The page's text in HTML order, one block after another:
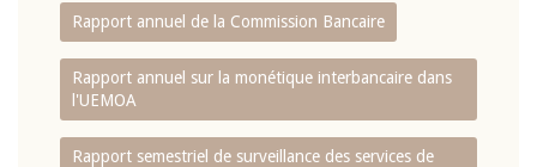
Rapport annuel de la Commission Bancaire
Rapport annuel sur la monétique interbancaire dans
l'UEMOA
Rapport semestriel de surveillance des services de